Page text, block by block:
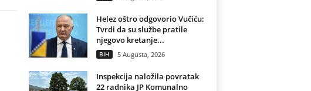
Helez oštro odgovorio Vučiću:
Tvrdi da su službe pratile
njegovo kretanje...
BIH 5 Augusta, 2026
Inspekcija naložila povratak
22 radnika JP Komunalno